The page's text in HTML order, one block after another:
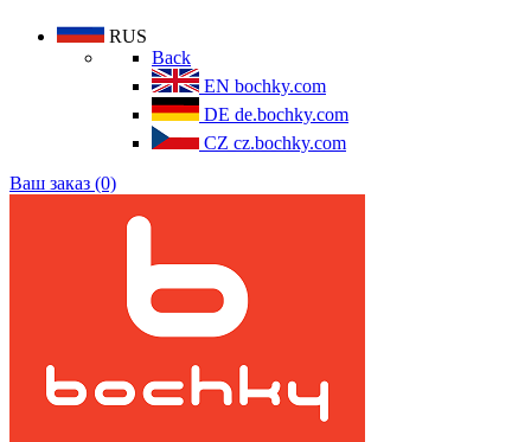
RUS
Back
EN bochky.com
DE de.bochky.com
CZ cz.bochky.com
Ваш заказ (0)